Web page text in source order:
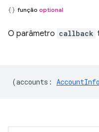
função optional
O parâmetro callback
(accounts : AccountInfo